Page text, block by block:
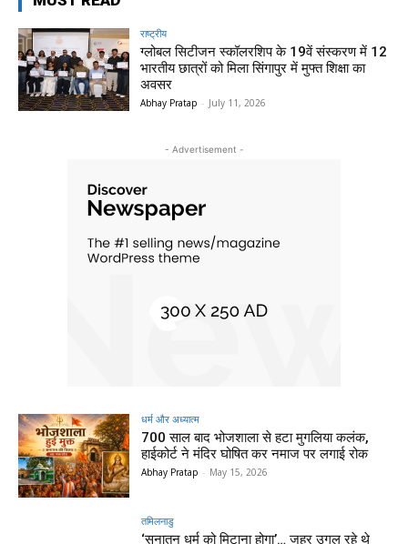
राष्ट्रीय
ग्लोबल सिटीजन स्कॉलरशिप के 19वें संस्करण में 12
भारतीय छात्रों को मिला सिंगापुर में मुफ्त शिक्षा का
अवसर
Abhay Pratap - July 11, 2026
- Advertisement -
धर्म और अध्यात्म
700 साल बाद भोजशाला से हटा मुगलिया कलंक,
हाईकोर्ट ने मंदिर घोषित कर नमाज पर लगाई रोक
Abhay Pratap - May 15, 2026
तमिलनाडु
‘सनातन धर्म को मिटाना होगा’… जहर उगल रहे थे